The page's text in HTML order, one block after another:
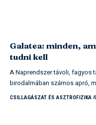
Galatea: minden,
tudni kell
A Naprendszer távoli, fagyos
birodalmában számos apró,
CSILLAGÁSZAT ÉS ASZTROFIZIKA